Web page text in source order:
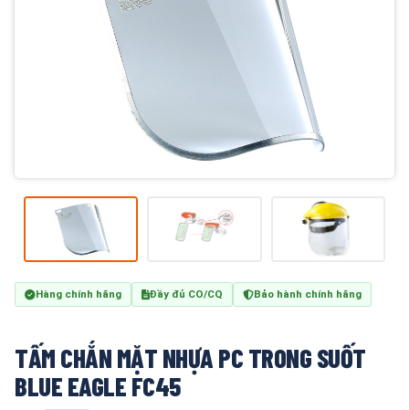
Hàng chính hãng Đầy đủ CO/CQ Bảo hành chính hãng
TẤM CHẮN MẶT NHỰA PC TRONG SUỐT
BLUE EAGLE FC45